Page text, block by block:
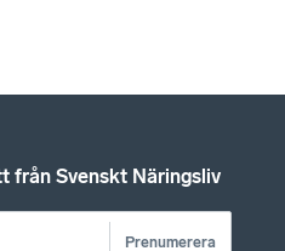
från Svenskt Näringsliv
Prenumerera